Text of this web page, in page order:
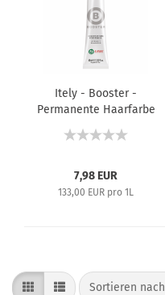
Itely - Booster -
Permanente Haarfarbe
60 ml
7,98 EUR
133,00 EUR pro 1L
Sortieren nach